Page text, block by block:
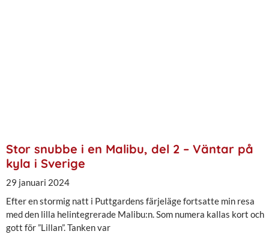
Stor snubbe i en Malibu, del 2 – Väntar på
kyla i Sverige
29 januari 2024
Efter en stormig natt i Puttgardens färjeläge fortsatte min resa
med den lilla helintegrerade Malibu:n. Som numera kallas kort och
gott för ”Lillan”. Tanken var